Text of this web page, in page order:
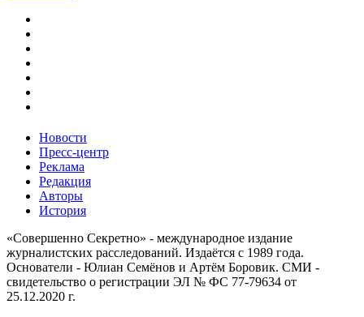
Новости
Пресс-центр
Реклама
Редакция
Авторы
История
«Совершенно Секретно» - международное издание
журналистских расследований. Издаётся с 1989 года.
Основатели - Юлиан Семёнов и Артём Боровик. CМИ -
свидетельство о регистрации ЭЛ № ФС 77-79634 от
25.12.2020 г.